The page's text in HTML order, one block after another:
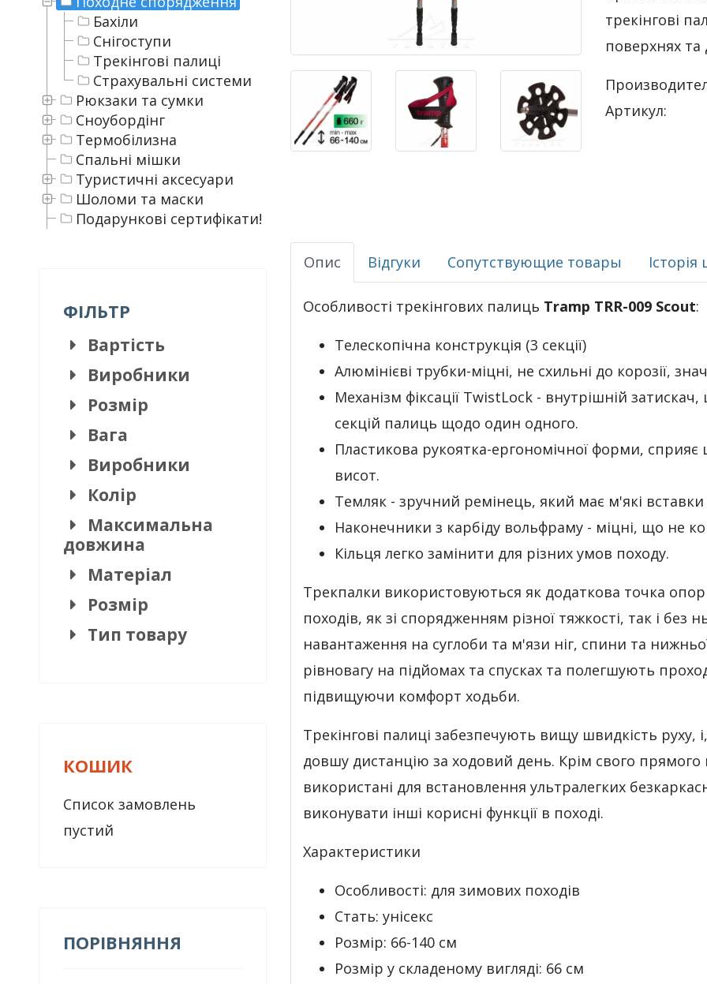
Подарункові сертифікати!
Шоломи та маски
Туристичні аксесуари
Спальні мішки
Термобілизна
Сноубордінг
Рюкзаки та сумки
Бахіли
Снігоступи
Трекінгові палиці
Страхувальні системи
ФІЛЬТР
Вартість
Виробники
Розмір
Вага
Виробники
Колір
Максимальна
довжина
Матеріал
Розмір
Тип товару
КОШИК
Список замовлень
пустий
ПОРІВНЯННЯ
трекінгові
поверхнях та
Артикул:
Опис Відгуки Сопутствующие товары Історія
Особливості трекінгових палиць Tramp TRR-009 Scout:
Телескопічна конструкція (3 секції)
Алюмінієві трубки-міцні, не схильні до корозії,
Механізм фіксації TwistLock - внутрішній
секцій палиць щодо один одного.
Пластикова рукоятка-ергономічної форми, сприяє
висот.
Темляк - зручний ремінець, який має м'які вставки
Наконечники з карбіду вольфраму - міцні, що не
Кільця легко замінити для різних умов походу.
Трекпалки використовуються як додаткова точка
походів, як зі спорядженням різної тяжкості, так і
навантаження на суглоби та м'язи ніг, спини та
рівновагу на підйомах та спусках та полегшують
підвищуючи комфорт ходьби.
Трекінгові палиці забезпечують вищу швидкість руху,
довшу дистанцію за ходовий день. Крім свого
використані для встановлення ультралегких
виконувати інші корисні функції в поході.
Характеристики
Особливості: для зимових походів
Стать: унісекс
Розмір: 66-140 см
Розмір у складеному вигляді: 66 см